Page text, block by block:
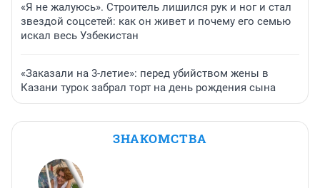
«Я не жалуюсь». Строитель лишился рук и ног и стал
звездой соцсетей: как он живет и почему его семью
искал весь Узбекистан
«Заказали на 3-летие»: перед убийством жены в
Казани турок забрал торт на день рождения сына
ЗНАКОМСТВА